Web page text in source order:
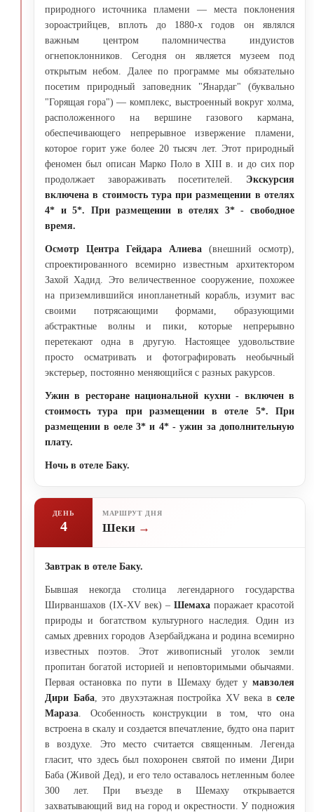
природного источника пламени — места поклонения
зороастрийцев, вплоть до 1880-х годов он являлся
важным центром паломничества индуистов
огнепоклонников. Сегодня он является музеем под
открытым небом. Далее по программе мы обязательно
посетим природный заповедник "Янардаг" (буквально
"Горящая гора") — комплекс, выстроенный вокруг холма,
расположенного на вершине газового кармана,
обеспечивающего непрерывное извержение пламени,
которое горит уже более 20 тысяч лет. Этот природный
феномен был описан Марко Поло в XIII в. и до сих пор
продолжает завораживать посетителей. Экскурсия
включена в стоимость тура при размещении в отелях
4* и 5*. При размещении в отелях 3* - свободное
время.
Осмотр Центра Гейдара Алиева (внешний осмотр),
спроектированного всемирно известным архитектором
Захой Хадид. Это величественное сооружение, похожее
на приземлившийся инопланетный корабль, изумит вас
своими потрясающими формами, образующими
абстрактные волны и пики, которые непрерывно
перетекают одна в другую. Настоящее удовольствие
просто осматривать и фотографировать необычный
экстерьер, постоянно меняющийся с разных ракурсов.
Ужин в ресторане национальной кухни - включен в
стоимость тура при размещении в отеле 5*. При
размещении в оеле 3* и 4* - ужин за дополнительную
плату.
Ночь в отеле Баку.
ДЕНЬ
4
МАРШРУТ ДНЯ
Шеки
Завтрак в отеле Баку.
Бывшая некогда столица легендарного государства
Ширваншахов (IX-XV век) – Шемаха поражает красотой
природы и богатством культурного наследия. Один из
самых древних городов Азербайджана и родина всемирно
известных поэтов. Этот живописный уголок земли
пропитан богатой историей и неповторимыми обычаями.
Первая остановка по пути в Шемаху будет у мавзолея
Дири Баба, это двухэтажная постройка XV века в селе
Мараза . Особенность конструкции в том, что она
встроена в скалу и создается впечатление, будто она парит
в воздухе. Это место считается священным. Легенда
гласит, что здесь был похоронен святой по имени Дири
Баба (Живой Дед), и его тело оставалось нетленным более
300 лет. При въезде в Шемаху открывается
захватывающий вид на город и окрестности. У подножия